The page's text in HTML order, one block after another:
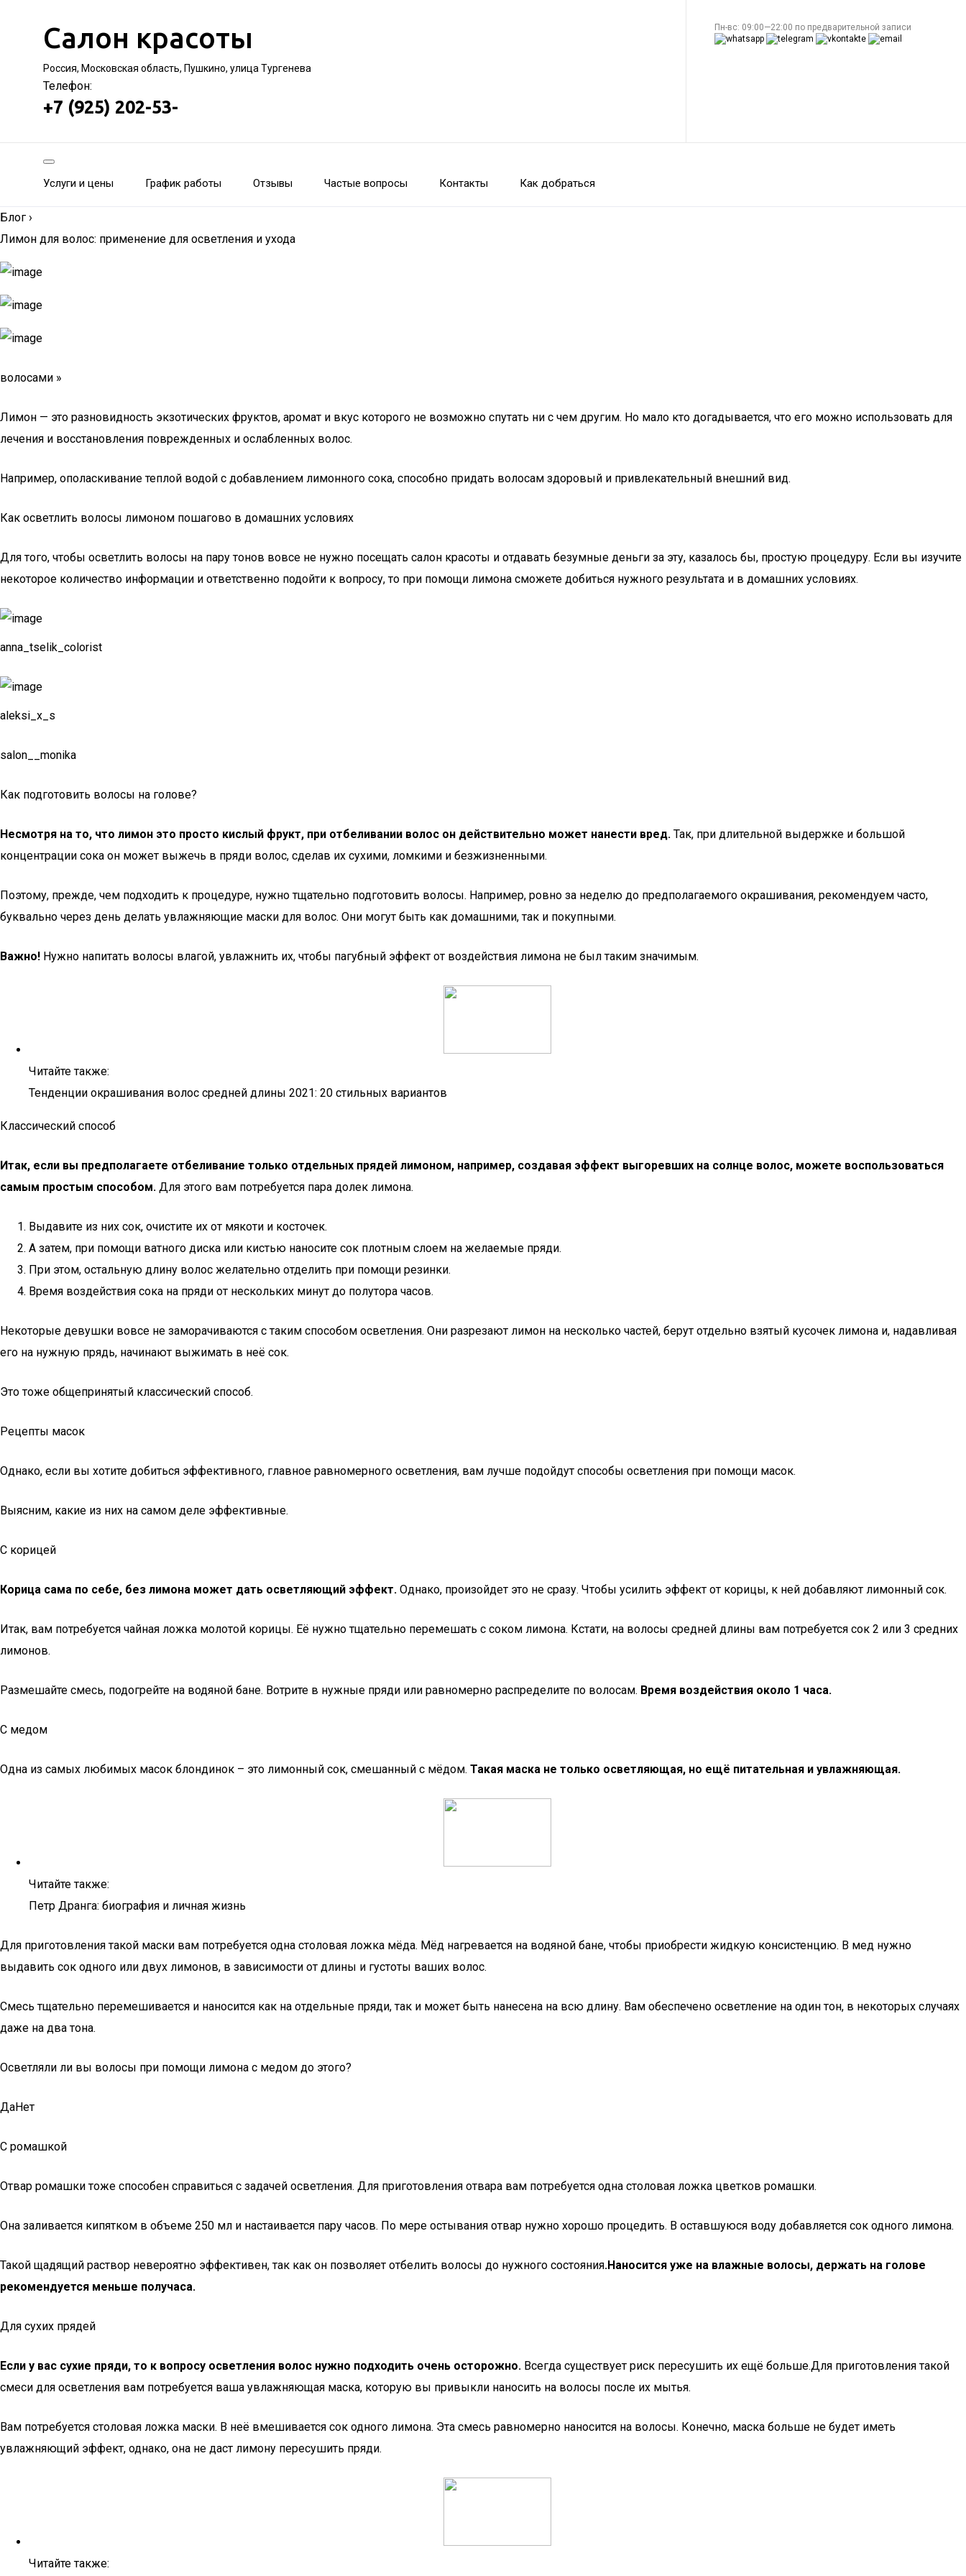
Салон красоты
Россия, Московская область, Пушкино, улица Тургенева
Телефон:
+7 (925) 202-53-
Пн-вс: 09:00—22:00 по предварительной записи
Услуги и цены График работы Отзывы Частые вопросы Контакты Как добраться
Блог ›
Лимон для волос: применение для осветления и ухода
волосами »
Лимон — это разновидность экзотических фруктов, аромат и вкус которого не возможно спутать ни с чем другим. Но мало кто догадывается, что его можно использовать для
лечения и восстановления поврежденных и ослабленных волос.
Например, ополаскивание теплой водой с добавлением лимонного сока, способно придать волосам здоровый и привлекательный внешний вид.
Как осветлить волосы лимоном пошагово в домашних условиях
Для того, чтобы осветлить волосы на пару тонов вовсе не нужно посещать салон красоты и отдавать безумные деньги за эту, казалось бы, простую процедуру. Если вы изучите
некоторое количество информации и ответственно подойти к вопросу, то при помощи лимона сможете добиться нужного результата и в домашних условиях.
anna_tselik_colorist
aleksi_x_s
salon__monika
Как подготовить волосы на голове?
Несмотря на то, что лимон это просто кислый фрукт, при отбеливании волос он действительно может нанести вред. Так, при длительной выдержке и большой
концентрации сока он может выжечь в пряди волос, сделав их сухими, ломкими и безжизненными.
Поэтому, прежде, чем подходить к процедуре, нужно тщательно подготовить волосы. Например, ровно за неделю до предполагаемого окрашивания, рекомендуем часто,
буквально через день делать увлажняющие маски для волос. Они могут быть как домашними, так и покупными.
Важно! Нужно напитать волосы влагой, увлажнить их, чтобы пагубный эффект от воздействия лимона не был таким значимым.
Читайте также:
Тенденции окрашивания волос средней длины 2021: 20 стильных вариантов
Классический способ
Итак, если вы предполагаете отбеливание только отдельных прядей лимоном, например, создавая эффект выгоревших на солнце волос, можете воспользоваться
самым простым способом. Для этого вам потребуется пара долек лимона.
Выдавите из них сок, очистите их от мякоти и косточек.
А затем, при помощи ватного диска или кистью наносите сок плотным слоем на желаемые пряди.
При этом, остальную длину волос желательно отделить при помощи резинки.
Время воздействия сока на пряди от нескольких минут до полутора часов.
Некоторые девушки вовсе не заморачиваются с таким способом осветления. Они разрезают лимон на несколько частей, берут отдельно взятый кусочек лимона и, надавливая
его на нужную прядь, начинают выжимать в неё сок.
Это тоже общепринятый классический способ.
Рецепты масок
Однако, если вы хотите добиться эффективного, главное равномерного осветления, вам лучше подойдут способы осветления при помощи масок.
Выясним, какие из них на самом деле эффективные.
С корицей
Корица сама по себе, без лимона может дать осветляющий эффект. Однако, произойдет это не сразу. Чтобы усилить эффект от корицы, к ней добавляют лимонный сок.
Итак, вам потребуется чайная ложка молотой корицы. Её нужно тщательно перемешать с соком лимона. Кстати, на волосы средней длины вам потребуется сок 2 или 3 средних
лимонов.
Размешайте смесь, подогрейте на водяной бане. Вотрите в нужные пряди или равномерно распределите по волосам. Время воздействия около 1 часа.
С медом
Одна из самых любимых масок блондинок – это лимонный сок, смешанный с мёдом. Такая маска не только осветляющая, но ещё питательная и увлажняющая.
Читайте также:
Петр Дранга: биография и личная жизнь
Для приготовления такой маски вам потребуется одна столовая ложка мёда. Мёд нагревается на водяной бане, чтобы приобрести жидкую консистенцию. В мед нужно
выдавить сок одного или двух лимонов, в зависимости от длины и густоты ваших волос.
Смесь тщательно перемешивается и наносится как на отдельные пряди, так и может быть нанесена на всю длину. Вам обеспечено осветление на один тон, в некоторых случаях
даже на два тона.
Осветляли ли вы волосы при помощи лимона с медом до этого?
ДаНет
С ромашкой
Отвар ромашки тоже способен справиться с задачей осветления. Для приготовления отвара вам потребуется одна столовая ложка цветков ромашки.
Она заливается кипятком в объеме 250 мл и настаивается пару часов. По мере остывания отвар нужно хорошо процедить. В оставшуюся воду добавляется сок одного лимона.
Такой щадящий раствор невероятно эффективен, так как он позволяет отбелить волосы до нужного состояния.Наносится уже на влажные волосы, держать на голове
рекомендуется меньше получаса.
Для сухих прядей
Если у вас сухие пряди, то к вопросу осветления волос нужно подходить очень осторожно. Всегда существует риск пересушить их ещё больше.Для приготовления такой
смеси для осветления вам потребуется ваша увлажняющая маска, которую вы привыкли наносить на волосы после их мытья.
Вам потребуется столовая ложка маски. В неё вмешивается сок одного лимона. Эта смесь равномерно наносится на волосы. Конечно, маска больше не будет иметь
увлажняющий эффект, однако, она не даст лимону пересушить пряди.
Читайте также: